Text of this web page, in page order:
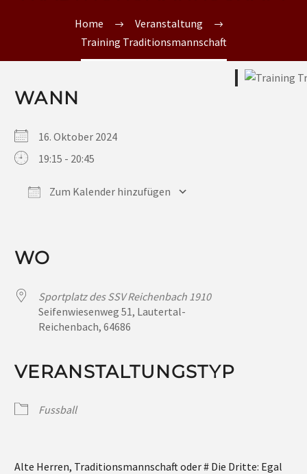
Home
Veranstaltung
Training Traditionsmannschaft
WANN
16. Oktober 2024
19:15 - 20:45
Zum Kalender hinzufügen
WO
Sportplatz des SSV Reichenbach 1910
Seifenwiesenweg 51, Lautertal-
Reichenbach, 64686
VERANSTALTUNGSTYP
Fussball
Alte Herren, Traditionsmannschaft oder # Die Dritte: Egal